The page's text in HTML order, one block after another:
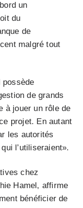
un
du
de
malgré tout
possède
de grands
à jouer un rôle de
projet. En autant
les autorités
l’utiliseraient».
chez
Hamel, affirme
bénéficier de